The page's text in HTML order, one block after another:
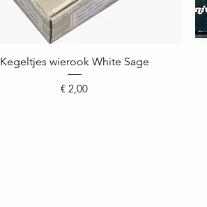
Snel overzicht
Kegeltjes wierook White Sage
Prijs
€ 2,00